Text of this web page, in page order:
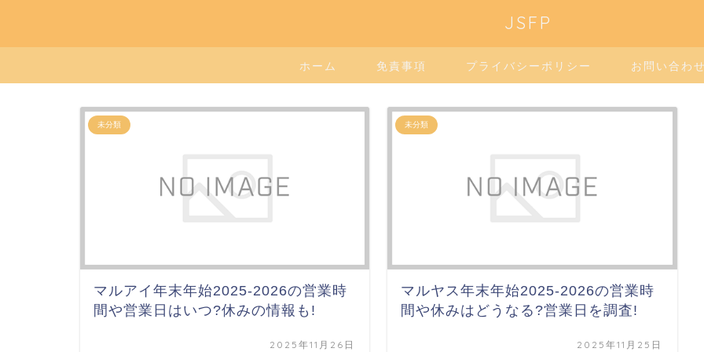
JSFP
ホーム 免責事項 プライバシーポリシー お問い合わ
未分類
マルアイ年末年始2025-2026の営業時
間や営業日はいつ?休みの情報も!
2025年11月26日
未分類
マルヤス年末年始2025-2026の営業時
間や休みはどうなる?営業日を調査!
2025年11月25日